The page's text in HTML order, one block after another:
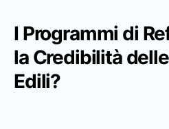
I Programmi di
la Credibilità
Edili?